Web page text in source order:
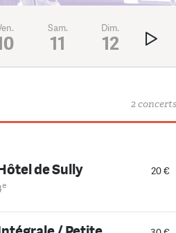
Sam.
11
Dim.
12 13
2 concerts
20 €
de Sully
e